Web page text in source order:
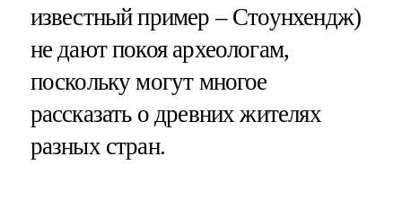
известный пример – Стоунхендж)
не дают покоя археологам,
поскольку могут многое
рассказать о древних жителях
разных стран.